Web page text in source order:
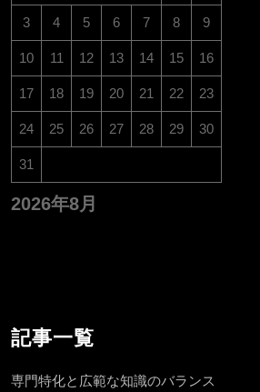
2026年8月
3 4 5 6 7 8 9
10 11 12 13 14 15 16
17 18 19 20 21 22 23
24 25 26 27 28 29 30
31
記事一覧
専門特化と広範な知識のバランス